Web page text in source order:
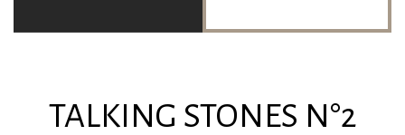
TALKING STONES N°2